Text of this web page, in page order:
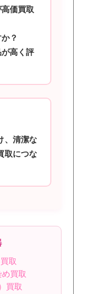
価買取
？
高く評
、清潔な
取につな
取
買取
買取